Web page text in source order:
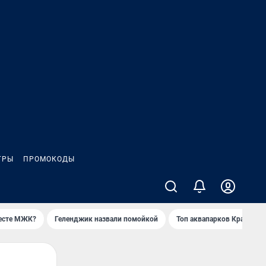
ПРОМОКОДЫ
МЖК? Геленджик назвали помойкой Топ аквапарков